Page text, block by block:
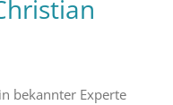
bekannter Experte